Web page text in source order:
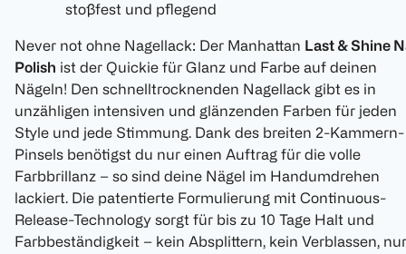
stoßfest und pflegend
Never not ohne Nagellack: Der Manhattan Last & Shine
Polish ist der Quickie für Glanz und Farbe auf deinen
Nägeln! Den schnelltrocknenden Nagellack gibt es in
unzähligen intensiven und glänzenden Farben für jeden
Style und jede Stimmung. Dank des breiten 2-Kammern-
Pinsels benötigst du nur einen Auftrag für die volle
Farbbrillanz – so sind deine Nägel im Handumdrehen
lackiert. Die patentierte Formulierung mit Continuous-
Release-Technology sorgt für bis zu 10 Tage Halt und
Farbbeständigkeit – kein Absplittern, kein Verblassen, nur